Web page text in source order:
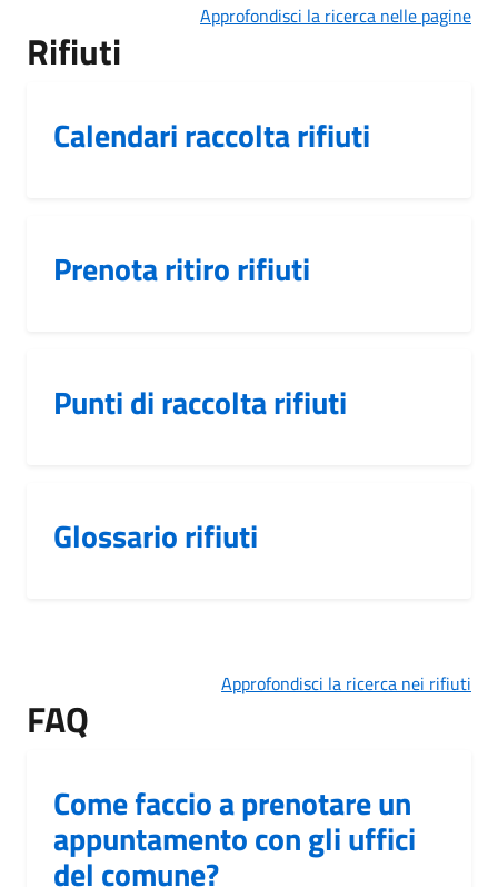
Approfondisci la ricerca nelle pagine
Rifiuti
Calendari raccolta rifiuti
Prenota ritiro rifiuti
Punti di raccolta rifiuti
Glossario rifiuti
Approfondisci la ricerca nei rifiuti
FAQ
Come faccio a prenotare un
appuntamento con gli uffici
del comune?